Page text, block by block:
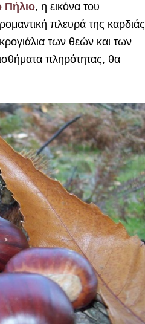
Πήλιο, η εικόνα του
πλευρά της καρδιάς
των θεών και των
πληρότητας, θα